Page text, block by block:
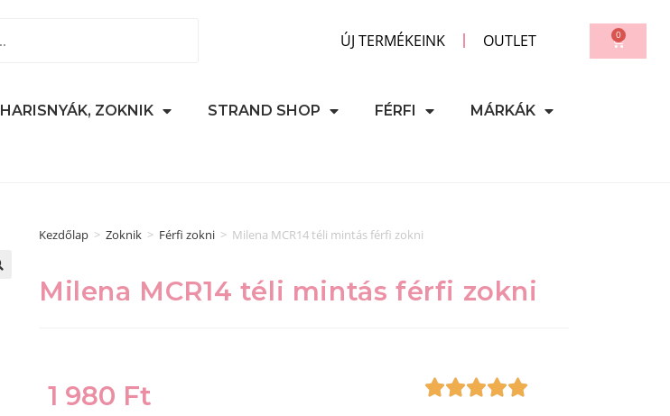
ÚJ TERMÉKEINK OUTLET 0
HARISNYÁK, ZOKNIK STRAND SHOP FÉRFI MÁRKÁK
Kezdőlap > Zoknik > Férfi zokni > Milena MCR14 téli mintás férfi zokni
Milena MCR14 téli mintás férfi zokni
1 980 Ft 